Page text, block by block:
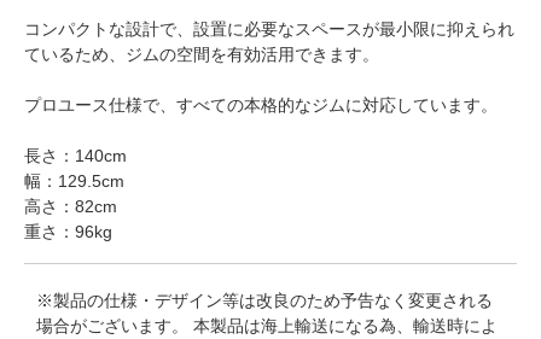
コンパクトな設計で、設置に必要なスペースが最小限に抑えられ
ているため、ジムの空間を有効活用できます。
プロユース仕様で、すべての本格的なジムに対応しています。
長さ：140cm
幅：129.5cm
高さ：82cm
重さ：96kg
※製品の仕様・デザイン等は改良のため予告なく変更される
場合がございます。 本製品は海上輸送になる為、輸送時によ